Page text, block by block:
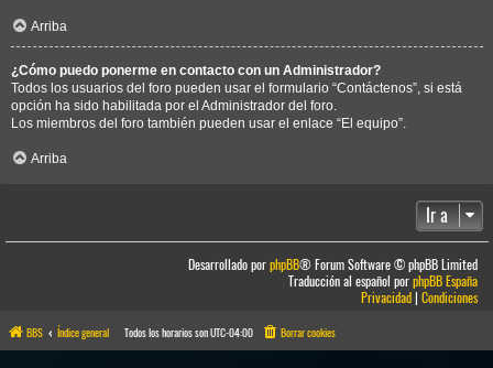
Arriba
¿Cómo puedo ponerme en contacto con un Administrador?
Todos los usuarios del foro pueden usar el formulario “Contáctenos”, si está
opción ha sido habilitada por el Administrador del foro.
Los miembros del foro también pueden usar el enlace “El equipo”.
Arriba
Ir a
Desarrollado porphpBB® Forum Software © phpBB Limited
Traducción al español porphpBB España
Privacidad|Condiciones
BBS Índice general Todos los horarios sonUTC-04:00 Borrar cookies